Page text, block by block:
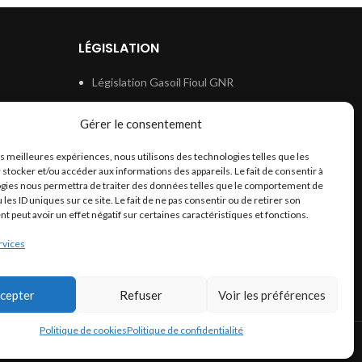
Gérer le consentement
meilleures expériences, nous utilisons des technologies telles que les
et/ou accéder aux informations des appareils. Le fait de consentir à
nous permettra de traiter des données telles que le comportement de
les ID uniques sur ce site. Le fait de ne pas consentir ou de retirer son
peut avoir un effet négatif sur certaines caractéristiques et fonctions.
Refuser Voir les préférences
Politique de cookiesPolitique de confidentialité
LÉGISLATION
Législation Gasoil Fioul GNR
Législation Eau
Législation Lubrifiant
Législation Phytosanitaire